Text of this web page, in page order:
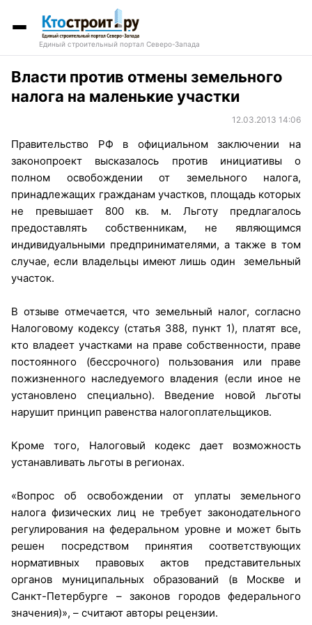
Единый строительный портал Северо-Запада
Власти против отмены земельного
налога на маленькие участки
12.03.2013 14:06
Правительство РФ в официальном заключении на
законопроект высказалось против инициативы о
полном освобождении от земельного налога,
принадлежащих гражданам участков, площадь которых
не превышает 800 кв. м. Льготу предлагалось
предоставлять собственникам, не являющимся
индивидуальными предпринимателями, а также в том
случае, если владельцы имеют лишь один земельный
участок.
В отзыве отмечается, что земельный налог, согласно
Налоговому кодексу (статья 388, пункт 1), платят все,
кто владеет участками на праве собственности, праве
постоянного (бессрочного) пользования или праве
пожизненного наследуемого владения (если иное не
установлено специально). Введение новой льготы
нарушит принцип равенства налогоплательщиков.
Кроме того, Налоговый кодекс дает возможность
устанавливать льготы в регионах.
«Вопрос об освобождении от уплаты земельного
налога физических лиц не требует законодательного
регулирования на федеральном уровне и может быть
решен посредством принятия соответствующих
нормативных правовых актов представительных
органов муниципальных образований (в Москве и
Санкт-Петербурге – законов городов федерального
значения)», – считают авторы рецензии.